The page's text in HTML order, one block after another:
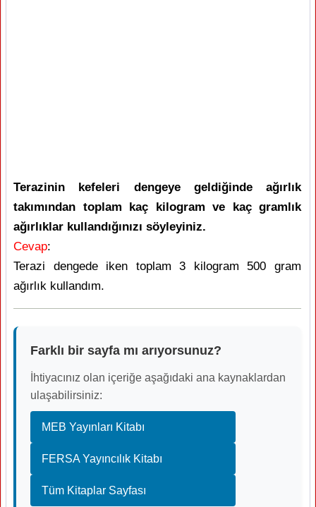
Terazinin kefeleri dengeye geldiğinde ağırlık
takımından toplam kaç kilogram ve kaç gramlık
ağırlıklar kullandığınızı söyleyiniz.
Cevap:
Terazi dengede iken toplam 3 kilogram 500 gram
ağırlık kullandım.
Farklı bir sayfa mı arıyorsunuz?
İhtiyacınız olan içeriğe aşağıdaki ana kaynaklardan
ulaşabilirsiniz:
MEB Yayınları Kitabı
FERSA Yayıncılık Kitabı
Tüm Kitaplar Sayfası